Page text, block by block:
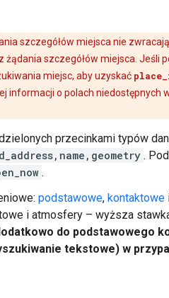
szczegółów miejsca nie
żądania szczegółów miejsca. Jeśli
miejsc, aby uzyskać
informacji o polach
przecinkami typów
.
.
podstawowe, kontaktowe
i atmosfery – wyższa
do podstawowego
tekstowe) w